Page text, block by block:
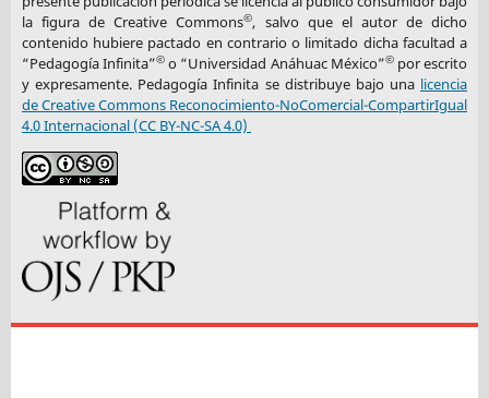
la figura de Creative Commons©, salvo que el autor de dicho
contenido hubiere pactado en contrario o limitado dicha facultad a
“Pedagogía Infinita”© o “Universidad Anáhuac México”©por escrito
y expresamente. Pedagogía Infinita se distribuye bajo una licencia
de Creative Commons Reconocimiento-NoComercial-CompartirIgual
4.0 Internacional (CC BY-NC-SA 4.0)